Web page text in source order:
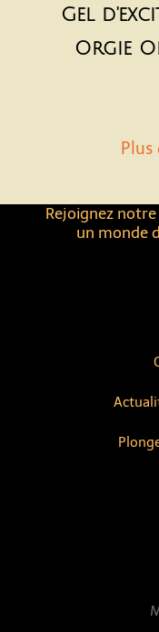
Rejoignez
un monde
Gel
Orgie